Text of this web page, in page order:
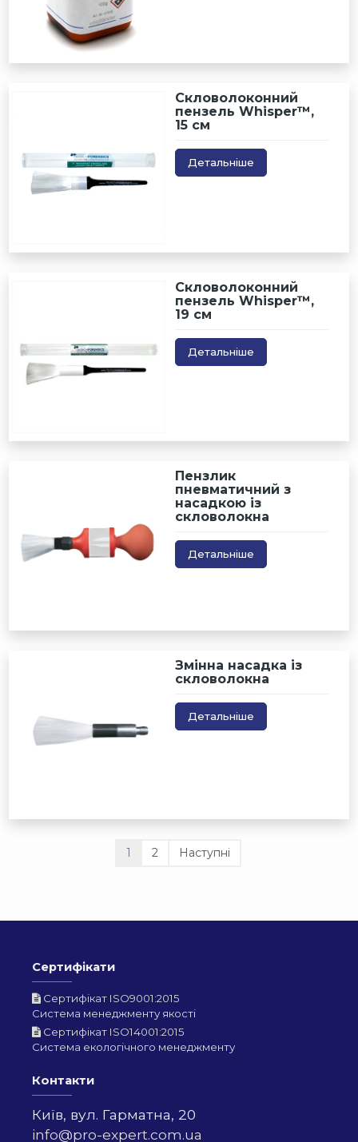
Скловолоконний
пензель Whisper™,
15 см
Детальніше
Скловолоконний
пензель Whisper™,
19 см
Детальніше
Пензлик
пневматичний з
насадкою із
скловолокна
Детальніше
Змінна насадка із
скловолокна
Детальніше
1 2 Наступні
Сертифікати
Сертифікат ISO9001:2015
Система менеджменту якості
Сертифікат ISO14001:2015
Система екологічного менеджменту
Контакти
Київ, вул. Гарматна, 20
info@pro-expert.com.ua